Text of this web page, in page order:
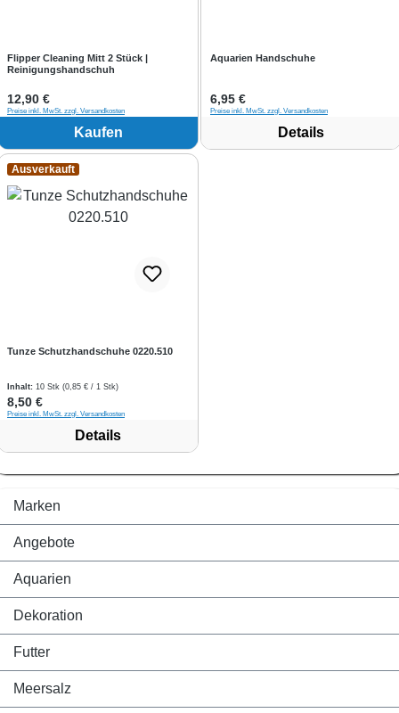
Flipper Cleaning Mitt 2 Stück |
Reinigungshandschuh
Regulärer Preis:
12,90 €
Preise inkl. MwSt. zzgl. Versandkosten
Kaufen
Aquarien Handschuhe
Regulärer Preis:
6,95 €
Preise inkl. MwSt. zzgl. Versandkosten
Details
Ausverkauft
Tunze Schutzhandschuhe 0220.510
Inhalt: 10 Stk (0,85 € / 1 Stk)
Regulärer Preis:
8,50 €
Preise inkl. MwSt. zzgl. Versandkosten
Details
Marken
Angebote
Aquarien
Dekoration
Futter
Meersalz